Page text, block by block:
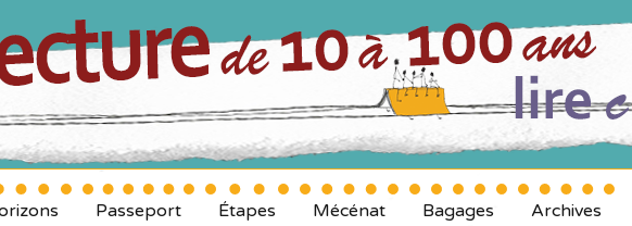
Passeport Étapes Mécénat Bagages Archives